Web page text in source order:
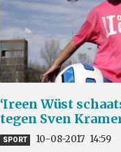
‘Ireen Wüst
tegen Sven
SPORT 10-08-2017 14:59